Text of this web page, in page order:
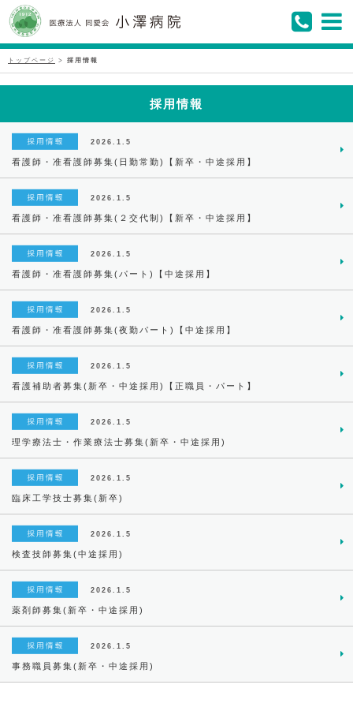
トップページ > 採用情報
採用情報
2026.1.5
看護師・准看護師募集(日勤常勤)【新卒・中途採用】
2026.1.5
看護師・准看護師募集(２交代制)【新卒・中途採用】
2026.1.5
看護師・准看護師募集(パート)【中途採用】
2026.1.5
看護師・准看護師募集(夜勤パート)【中途採用】
2026.1.5
看護補助者募集(新卒・中途採用)【正職員・パート】
2026.1.5
理学療法士・作業療法士募集(新卒・中途採用)
2026.1.5
臨床工学技士募集(新卒)
2026.1.5
検査技師募集(中途採用)
2026.1.5
薬剤師募集(新卒・中途採用)
2026.1.5
事務職員募集(新卒・中途採用)